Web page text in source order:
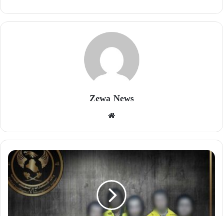
Zewa News